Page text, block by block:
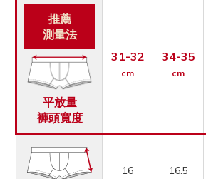
推薦
測量法
平放量
褲頭寬度
31-32
cm
34-35
cm
16 16.5